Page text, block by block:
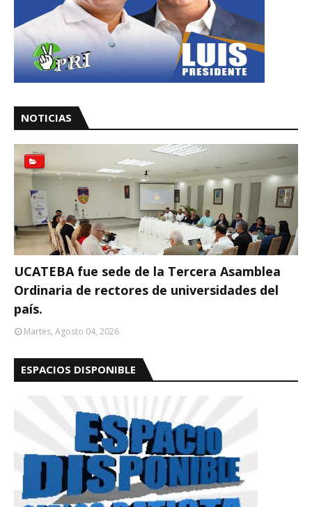
NOTICIAS
UCATEBA fue sede de la Tercera Asamblea
Ordinaria de rectores de universidades del
país.
Martes, Agosto 04, 2026
ESPACIOS DISPONIBLE